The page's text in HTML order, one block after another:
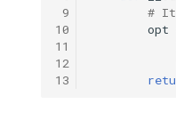
9
10
11
12
13
# It
opt